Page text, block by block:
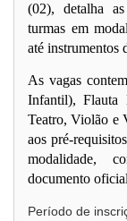
(02), detalha
turmas em
até instrumentos
As vagas
Infantil), Flauta
Teatro, Violão e
aos pré-
modalidade,
documento
Período de